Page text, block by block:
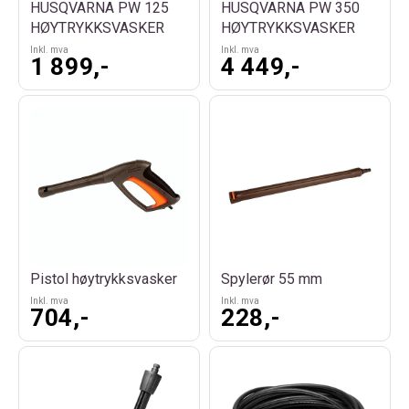
egenskaper med det du faktisk skal bruke den til. Her er noen
viktige faktorer å vurdere før du velger:
Trykk og vannmengde:
Trykket (bar) løsner skitten,
vannmengden(liter/time) skyller den vekk. For sensitive overflater
Middels rengjøring: 120-140 bar, 400-500 l/t.
Tung rengjøring: 140+ bar, 500+ l/t.
Elektriske høytrykksvaskere er stillegående, lette og
profesjonelle oppgaver.
Tilbehør og ekstrafunksjoner:
Ekstrautstyr som dyser,
skumkanon, terrassevasker og lang slange kan gjøre jobben både
enklere og mer presis.
Se etter ergonomisk design, god oppbevaring
og lang slange for enklere håndtering.
HUSQVARNA PW 125
HØYTRYKKSVASKER
Inkl. mva
1 899,-
HUSQVARNA PW 350
HØYTRYKKSVASKER
Inkl. mva
4 449,-
Pistol høytrykksvasker
Inkl. mva
704,-
Spylerør 55 mm
Inkl. mva
228,-